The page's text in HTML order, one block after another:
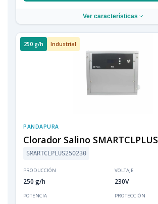
Ver características
250 g/h Industrial
PANDAPURA
Clorador Salino SMARTCLPLUS
SMARTCLPLUS250230
PRODUCCIÓN
250 g/h
VOLTAJE
230V
POTENCIA PROTECCIÓN